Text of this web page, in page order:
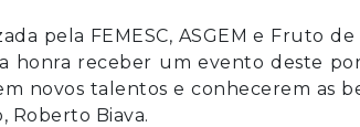
pela FEMESC, ASGEM e Fruto
honra receber um evento deste
novos talentos e conhecerem as
Roberto Biava.